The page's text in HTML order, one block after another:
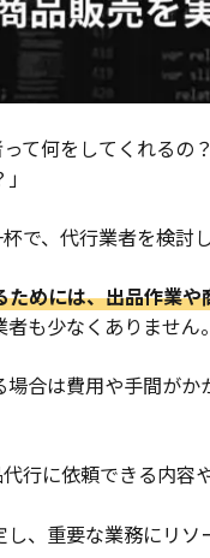
て何をしてくれるの？
で、代行業者を検討
めには、出品作業
も少なくありません。
合は費用や手間が
行に依頼できる内容
、重要な業務にリソ